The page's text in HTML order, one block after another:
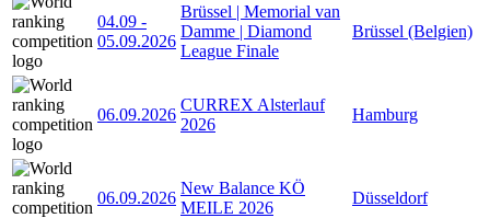
04.09 -
05.09.2026
Brüssel | Memorial van
Damme | Diamond
League Finale
Brüssel (Belgien)
06.09.2026
CURREX Alsterlauf
2026
Hamburg
06.09.2026
New Balance KÖ
MEILE 2026
Düsseldorf